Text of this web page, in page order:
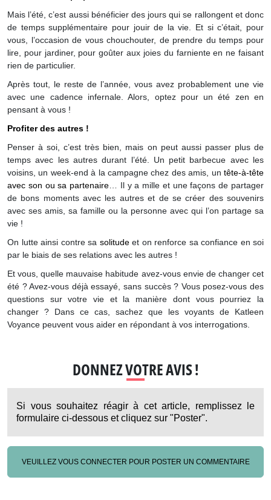
Mais l’été, c’est aussi bénéficier des jours qui se rallongent et donc
de temps supplémentaire pour jouir de la vie. Et si c’était, pour
vous, l’occasion de vous chouchouter, de prendre du temps pour
lire, pour jardiner, pour goûter aux joies du farniente en ne faisant
rien de particulier.
Après tout, le reste de l’année, vous avez probablement une vie
avec une cadence infernale. Alors, optez pour un été zen en
pensant à vous !
Profiter des autres !
Penser à soi, c’est très bien, mais on peut aussi passer plus de
temps avec les autres durant l’été. Un petit barbecue avec les
voisins, un week-end à la campagne chez des amis, un tête-à-tête
avec son ou sa partenaire… Il y a mille et une façons de partager
de bons moments avec les autres et de se créer des souvenirs
avec ses amis, sa famille ou la personne avec qui l’on partage sa
vie !
On lutte ainsi contre sa solitudeet on renforce sa confiance en soi
par le biais de ses relations avec les autres !
Et vous, quelle mauvaise habitude avez-vous envie de changer cet
été ? Avez-vous déjà essayé, sans succès ? Vous posez-vous des
questions sur votre vie et la manière dont vous pourriez la
changer ? Dans ce cas, sachez que les voyants de Katleen
Voyance peuvent vous aider en répondant à vos interrogations.
DONNEZ VOTRE AVIS !
Si vous souhaitez réagir à cet article, remplissez le
formulaire ci-dessous et cliquez sur "Poster".
VEUILLEZ VOUS CONNECTER POUR POSTER UN COMMENTAIRE